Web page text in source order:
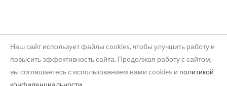
Наш сайт использует файлы cookies, чтобы улучшить работу и
повысить эффективность сайта. Продолжая работу с сайтом,
вы соглашаетесь с использованием нами cookies и политикой
конфиденциальности